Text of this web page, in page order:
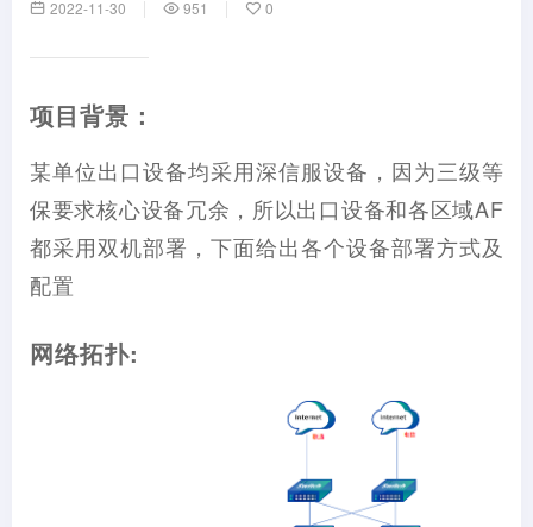
2022-11-30 951 0
项目背景：
某单位出口设备均采用深信服设备，因为三级等
保要求核心设备冗余，所以出口设备和各区域AF
都采用双机部署，下面给出各个设备部署方式及
配置
网络拓扑: